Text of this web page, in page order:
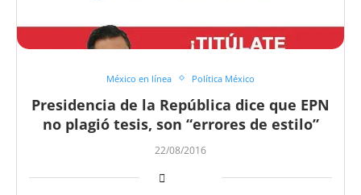
México en línea Política México
Presidencia de la República dice que EPN
no plagió tesis, son “errores de estilo”
22/08/2016